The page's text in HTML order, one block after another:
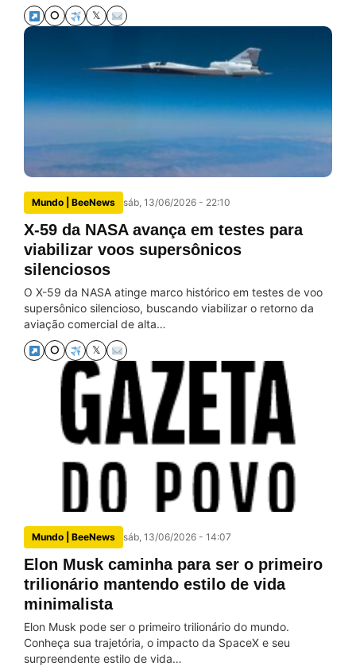
⭘ 𝕏
Mundo | BeeNews sáb, 13/06/2026 - 22:10
X-59 da NASA avança em testes para
viabilizar voos supersônicos
silenciosos
O X-59 da NASA atinge marco histórico em testes de voo
supersônico silencioso, buscando viabilizar o retorno da
aviação comercial de alta…
⭘ 𝕏
Mundo | BeeNews sáb, 13/06/2026 - 14:07
Elon Musk caminha para ser o primeiro
trilionário mantendo estilo de vida
minimalista
Elon Musk pode ser o primeiro trilionário do mundo.
Conheça sua trajetória, o impacto da SpaceX e seu
surpreendente estilo de vida…